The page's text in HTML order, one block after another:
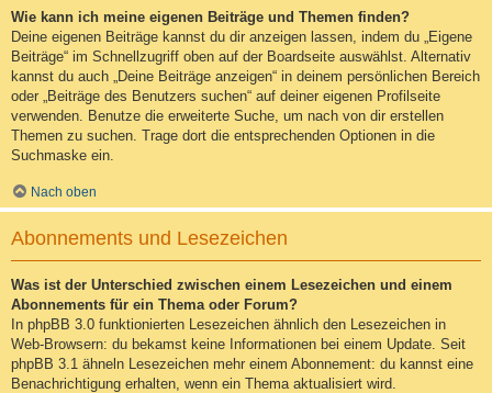
Wie kann ich meine eigenen Beiträge und Themen finden?
Deine eigenen Beiträge kannst du dir anzeigen lassen, indem du „Eigene
Beiträge“ im Schnellzugriff oben auf der Boardseite auswählst. Alternativ
kannst du auch „Deine Beiträge anzeigen“ in deinem persönlichen Bereich
oder „Beiträge des Benutzers suchen“ auf deiner eigenen Profilseite
verwenden. Benutze die erweiterte Suche, um nach von dir erstellen
Themen zu suchen. Trage dort die entsprechenden Optionen in die
Suchmaske ein.
Nach oben
Abonnements und Lesezeichen
Was ist der Unterschied zwischen einem Lesezeichen und einem
Abonnements für ein Thema oder Forum?
In phpBB 3.0 funktionierten Lesezeichen ähnlich den Lesezeichen in
Web-Browsern: du bekamst keine Informationen bei einem Update. Seit
phpBB 3.1 ähneln Lesezeichen mehr einem Abonnement: du kannst eine
Benachrichtigung erhalten, wenn ein Thema aktualisiert wird.